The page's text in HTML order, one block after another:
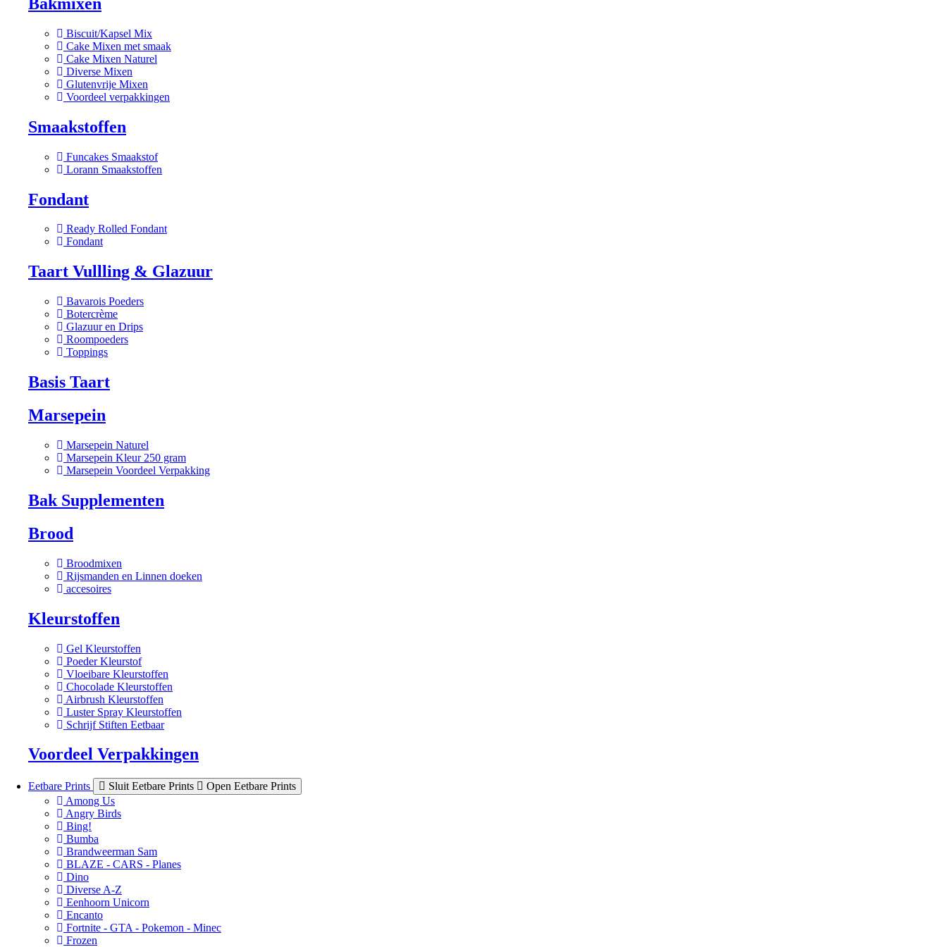
Biscuit/Kapsel Mix
Cake Mixen met smaak
Cake Mixen Naturel
Diverse Mixen
Glutenvrije Mixen
Voordeel verpakkingen
Smaakstoffen
Funcakes Smaakstof
Lorann Smaakstoffen
Fondant
Ready Rolled Fondant
Fondant
Taart Vullling & Glazuur
Bavarois Poeders
Botercrème
Glazuur en Drips
Roompoeders
Toppings
Basis Taart
Marsepein
Marsepein Naturel
Marsepein Kleur 250 gram
Marsepein Voordeel Verpakking
Bak Supplementen
Brood
Broodmixen
Rijsmanden en Linnen doeken
accesoires
Kleurstoffen
Gel Kleurstoffen
Poeder Kleurstof
Vloeibare Kleurstoffen
Chocolade Kleurstoffen
Airbrush Kleurstoffen
Luster Spray Kleurstoffen
Schrijf Stiften Eetbaar
Voordeel Verpakkingen
Eetbare Prints Sluit Eetbare Prints
Open Eetbare Prints
Among Us
Angry Birds
Bing!
Bumba
Brandweerman Sam
BLAZE - CARS - Planes
Dino
Diverse A-Z
Eenhoorn Unicorn
Encanto
Fortnite - GTA - Pokemon - Minec
Frozen